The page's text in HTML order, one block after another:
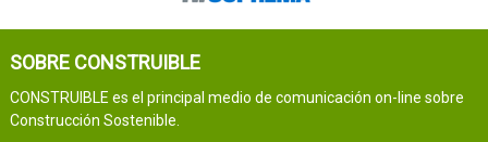
SOBRE CONSTRUIBLE
CONSTRUIBLE es el principal medio de comunicación on-line sobre
Construcción Sostenible.